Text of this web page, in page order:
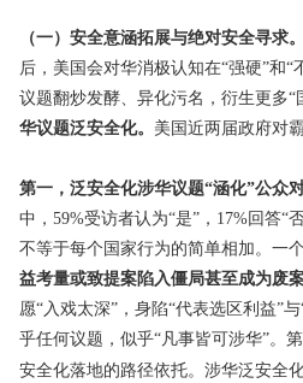
（一）安全意涵拓展与绝对安全寻求。
后，美国会对华消极认知在“强硬”和
议题翻炒发酵、异化污名，衍生更多
华议题泛安全化。 美国近两届政府对
第一，泛安全化涉华议题“涵化”公众对
中，59%受访者认为“是”，17%回答“
不等于每个国家行为的简单相加。一
益考量或致提案陷入僵局甚至成为废案
愿“入戏太深”，身陷“代表选区利益”
乎任何议题，似乎“凡事皆可涉华”。
安全化落地的路径依托。涉华泛安全